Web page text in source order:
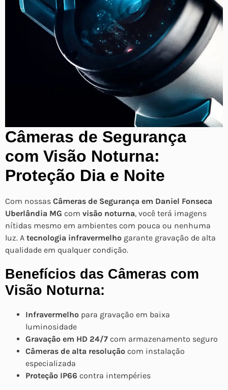
Câmeras de Segurança
com Visão Noturna:
Proteção Dia e Noite
Com nossas Câmeras de Segurança em Daniel Fonseca
Uberlândia MG com visão noturna, você terá imagens
nítidas mesmo em ambientes com pouca ou nenhuma
luz. A tecnologia infravermelho garante gravação de alta
qualidade em qualquer condição.
Benefícios das Câmeras com
Visão Noturna:
Infravermelho para gravação em baixa
luminosidade
Gravação em HD 24/7 com armazenamento seguro
Câmeras de alta resolução com instalação
especializada
Proteção IP66 contra intempéries